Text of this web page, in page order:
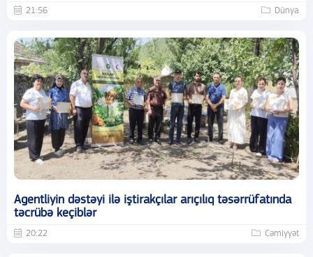
21:56 Dünya
Agentliyin dəstəyi ilə iştirakçılar arıçılıq təsərrüfatında
təcrübə keçiblər
20:22 Cəmiyyət